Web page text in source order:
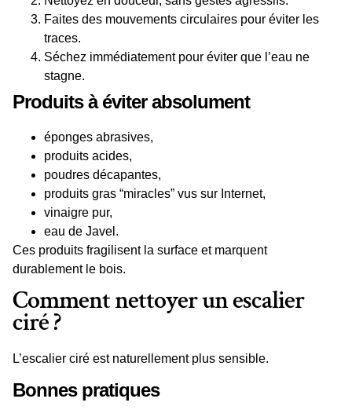
Faites des mouvements circulaires pour éviter les
traces.
Séchez immédiatement pour éviter que l’eau ne
stagne.
Produits à éviter absolument
éponges abrasives,
produits acides,
poudres décapantes,
produits gras “miracles” vus sur Internet,
vinaigre pur,
eau de Javel.
Ces produits fragilisent la surface et marquent
durablement le bois.
Comment nettoyer un escalier
ciré ?
L’escalier ciré est naturellement plus sensible.
Bonnes pratiques